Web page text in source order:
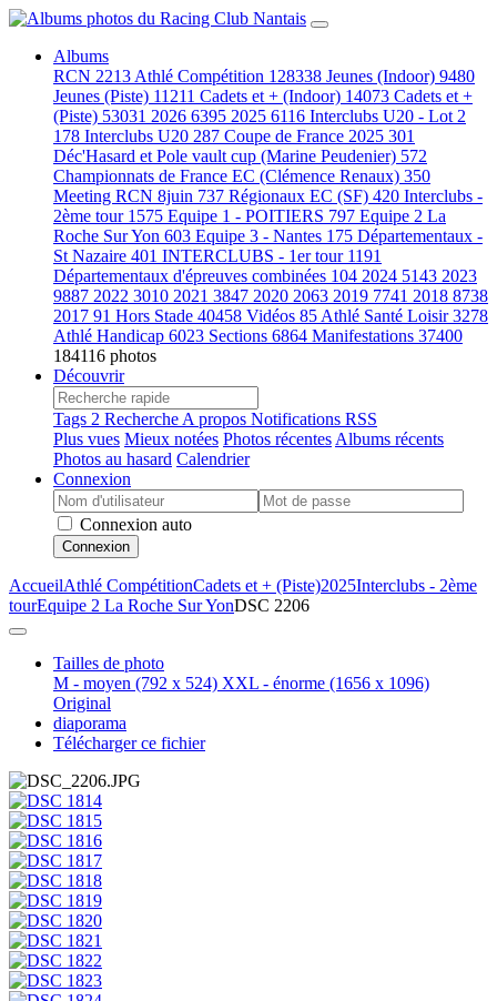
Albums
RCN 2213 Athlé Compétition 128338 Jeunes (Indoor) 9480
Jeunes (Piste) 11211 Cadets et + (Indoor) 14073 Cadets et +
(Piste) 53031 2026 6395 2025 6116 Interclubs U20 - Lot 2
178 Interclubs U20 287 Coupe de France 2025 301
Déc'Hasard et Pole vault cup (Marine Peudenier) 572
Championnats de France EC (Clémence Renaux) 350
Meeting RCN 8juin 737 Régionaux EC (SF) 420 Interclubs -
2ème tour 1575 Equipe 1 - POITIERS 797 Equipe 2 La
Roche Sur Yon 603 Equipe 3 - Nantes 175 Départementaux -
St Nazaire 401 INTERCLUBS - 1er tour 1191
Départementaux d'épreuves combinées 104 2024 5143 2023
9887 2022 3010 2021 3847 2020 2063 2019 7741 2018 8738
2017 91 Hors Stade 40458 Vidéos 85 Athlé Santé Loisir3278
Athlé Handicap 6023 Sections 6864 Manifestations 37400
184116 photos
Découvrir
Tags 2 Recherche A propos Notifications RSS
Plus vues Mieux notées Photos récentes Albums récents
Photos au hasard Calendrier
Connexion
Connexion auto
Connexion
AccueilAthlé CompétitionCadets et + (Piste)2025Interclubs - 2ème
tourEquipe 2 La Roche Sur YonDSC 2206
Tailles de photo
M - moyen (792 x 524) XXL - énorme (1656 x 1096)
Original
diaporama
Télécharger ce fichier